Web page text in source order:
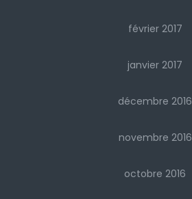
février 2017
janvier 2017
décembre 2016
novembre 2016
octobre 2016